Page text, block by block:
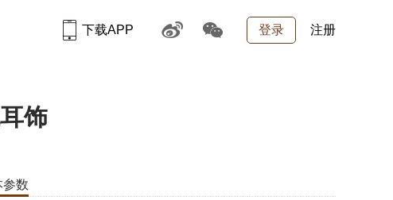
登录 注册
下载APP
饰
参数